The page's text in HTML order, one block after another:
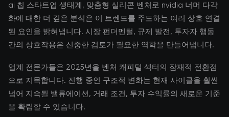
ai 칩 스타트업 생태계, 맞춤형 실리콘 벤처로 nvidia 너머 다각
화에 대한 더 깊은 분석은 이 트렌드를 주도하는 여러 상호 연결
된 요인을 밝혀냅니다. 시장 펀더멘털, 규제 발전, 투자자 행동
간의 상호작용은 신중한 검토가 필요한 역학을 만들어냅니다.
업계 전문가들은 2025년을 벤처 캐피털 섹터의 잠재적 전환점
으로 지목합니다. 진행 중인 구조적 변화는 현재 사이클을 훨씬
넘어 지속될 밸류에이션, 거래 조건, 투자 수익률의 새로운 기준
을 확립할 수 있습니다.